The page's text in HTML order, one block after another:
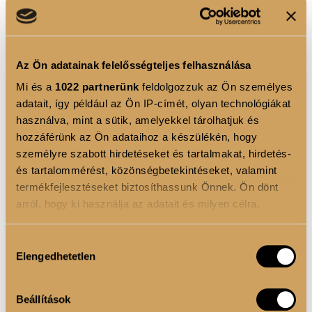
Az Ön adatainak felelősségteljes felhasználása
Mi és a 1022 partnerünk feldolgozzuk az Ön személyes
adatait, így például az Ön IP-címét, olyan technológiákat
használva, mint a sütik, amelyekkel tárolhatjuk és
hozzáférünk az Ön adataihoz a készülékén, hogy
személyre szabott hirdetéseket és tartalmakat, hirdetés-
és tartalommérést, közönségbetekintéseket, valamint
termékfejlesztéseket biztosíthassunk Önnek. Ön dönt
arról, hogy ki használja az adatait és milyen célra.
Információgyűjtés az Ön földrajzi elhelyezkedéséről
Az Ön készülékén beazonosítása annak konkrét
tulajdonságainak (ujjlenyomat) aktív ellenőrzésével
kiválasztása
Elengedhetetlen
Beállítások
Természetes textúrát és volument ad a hajnak,
anélkül, hogy elnehezítené azt. A tengeri só segít
amely egész nap tart.
BOND REPAIR COMPLEX
Erősíti a hajszálakat és helyreállítja a haj szerkezetét,
így a haj egészséges és fényes marad. Ez az
összetevő segít megelőzni a töredezést és erősíti a
haj szerkezetét belülről kifelé.
NAPVÉDŐ SZŰRŐK
megakadályozva a hajszín fakulását és a haj
egészségét és ragyogását a napfényben is.